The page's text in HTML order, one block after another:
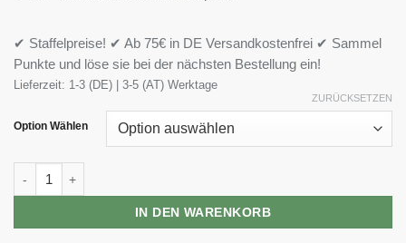
✔ Staffelpreise! ✔ Ab 75€ in DE Versandkostenfrei ✔ Sammel
Punkte und löse sie bei der nächsten Bestellung ein!
Lieferzeit: 1-3 (DE) | 3-5 (AT) Werktage
Option Wählen
ZURÜCKSETZEN
IN DEN WARENKORB